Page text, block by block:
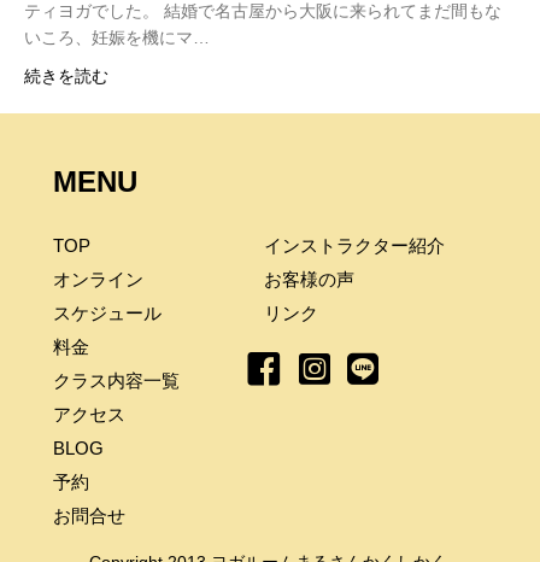
ティヨガでした。 結婚で名古屋から大阪に来られてまだ間もな
いころ、妊娠を機にマ…
続きを読む
MENU
TOP
オンライン
スケジュール
料金
クラス内容一覧
アクセス
BLOG
予約
お問合せ
インストラクター紹介
お客様の声
リンク